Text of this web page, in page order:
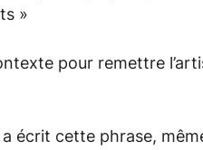
»
pour remettre
écrit cette phrase,